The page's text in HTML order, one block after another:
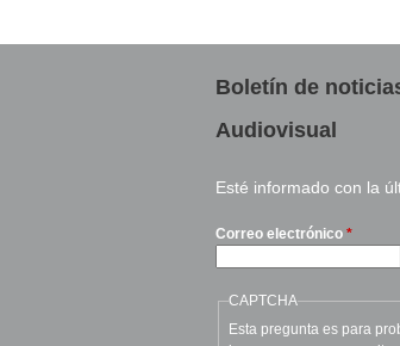
Boletín de
Audiovisual
Esté informado con la
Correo electrónico *
CAPTCHA
Esta pregunta es para